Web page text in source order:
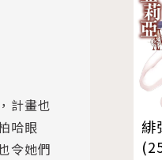
計畫也
哈眼
令她們
緋